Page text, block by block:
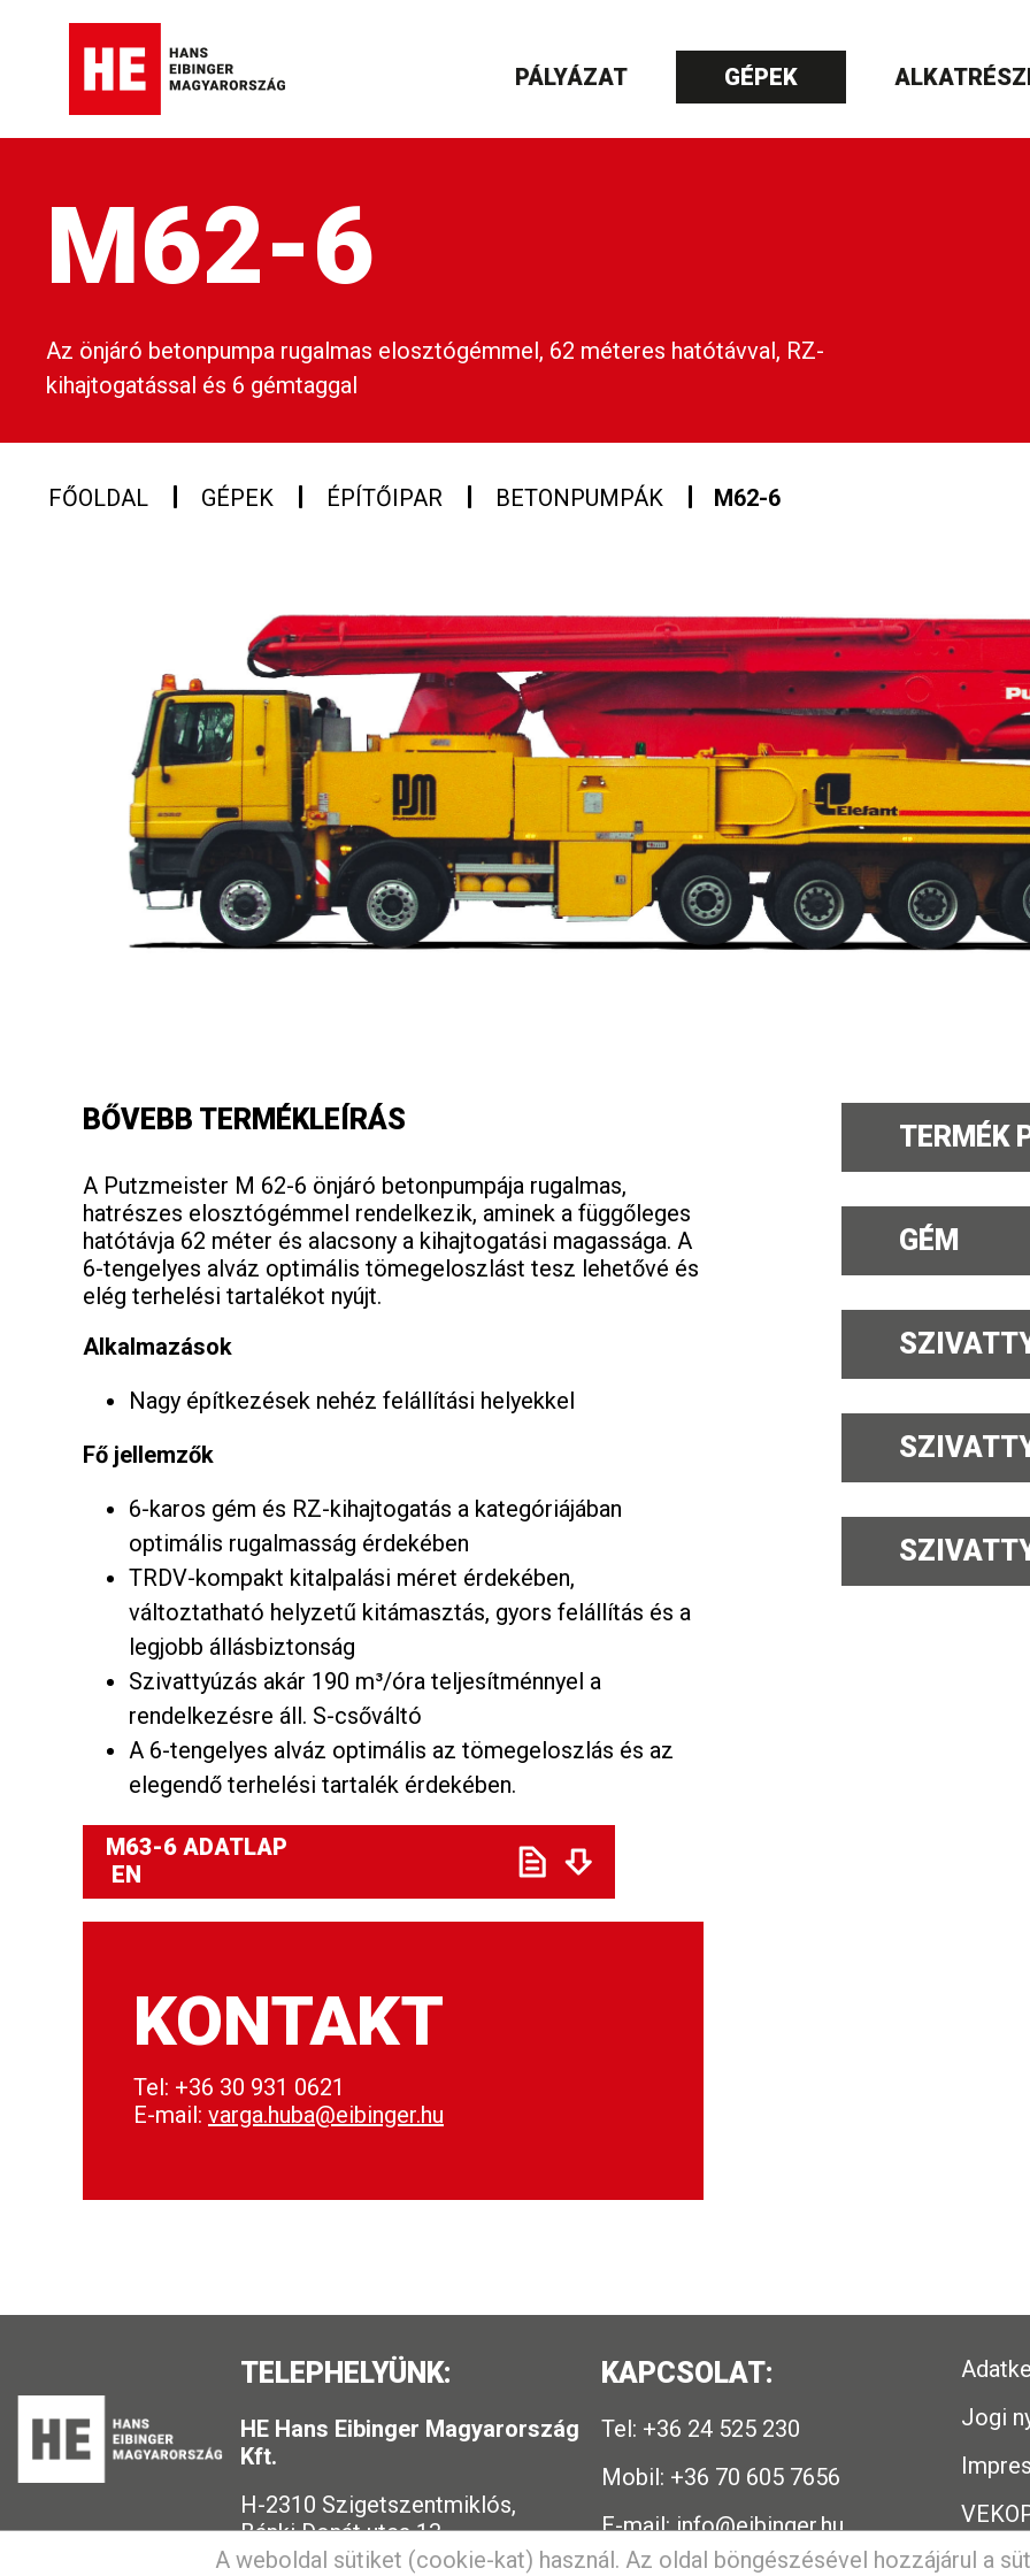
PÁLYÁZAT GÉPEK
M62-6
Az önjáró betonpumpa rugalmas elosztógémmel, 62 méteres hatótávval, RZ-
kihajtogatással és 6 gémtaggal
FŐOLDAL GÉPEK ÉPÍTŐIPAR BETONPUMPÁK M62-6
BŐVEBB TERMÉKLEÍRÁS
A Putzmeister M 62-6 önjáró betonpumpája rugalmas,
hatrészes elosztógémmel rendelkezik, aminek a függőleges
hatótávja 62 méter és alacsony a kihajtogatási magassága. A
6-tengelyes alváz optimális tömegeloszlást tesz lehetővé és
elég terhelési tartalékot nyújt.
Alkalmazások
Nagy építkezések nehéz felállítási helyekkel
Fő jellemzők
6-karos gém és RZ-kihajtogatás a kategóriájában
optimális rugalmasság érdekében
TRDV-kompakt kitalpalási méret érdekében,
változtatható helyzetű kitámasztás, gyors felállítás és a
legjobb állásbiztonság
Szivattyúzás akár 190 m³/óra teljesítménnyel a
rendelkezésre áll. S-csőváltó
A 6-tengelyes alváz optimális az tömegeloszlás és az
elegendő terhelési tartalék érdekében.
M63-6 ADATLAP
EN
KONTAKT
Tel: +36 30 931 0621
E-mail: varga.huba@eibinger.hu
TERMÉK
GÉM
TELEPHELYÜNK:
HE Hans Eibinger Magyarország
Kft.
H-2310 Szigetszentmiklós,
Bánki Donát utca 13.
KAPCSOLAT:
Tel: +36 24 525 230
Mobil: +36 70 605 7656
E-mail:info@eibinger.hu
Jogi
A weboldal sütiket (cookie-kat) használ. Az oldal böngészésével hozzájárul a